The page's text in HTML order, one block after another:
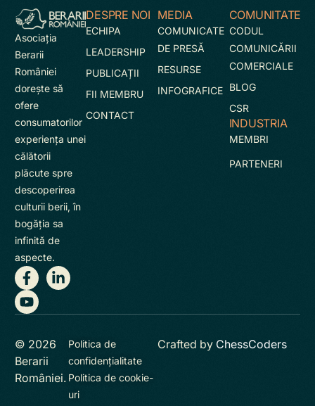
Asociaţia
Berarii
României
doreşte să
ofere
consumatorilor
experienţa unei
călătorii
plăcute spre
descoperirea
culturii berii, în
bogăţia sa
infinită de
aspecte.
DESPRE NOI
ECHIPA
LEADERSHIP
PUBLICAȚII
FII MEMBRU
CONTACT
MEDIA
COMUNICATE
DE PRESĂ
RESURSE
INFOGRAFICE
COMUNITATE
CODUL
COMUNICĂRII
COMERCIALE
BLOG
CSR
INDUSTRIA
MEMBRI
PARTENERI
© 2026
Berarii
României.
Politica de
confidențialitate
Politica de cookie-
uri
Crafted by ChessCoders